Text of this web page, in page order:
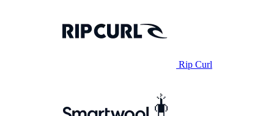
Rip Curl